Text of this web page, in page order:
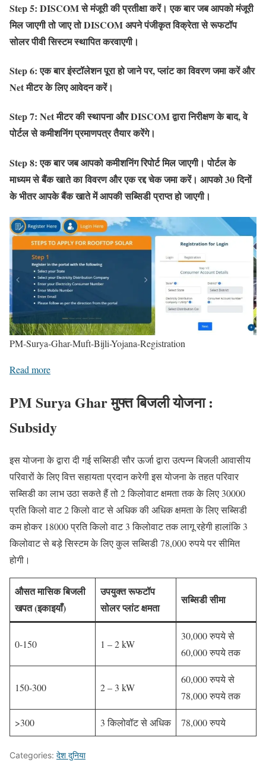
Step 5: DISCOM से मंजूरी की प्रतीक्षा करें। एक बार जब आपको मंजूरी
मिल जाएगी तो जाए तो DISCOM अपने पंजीकृत विक्रेता से रूफटॉप
सोलर पीवी सिस्टम स्थापित करवाएगी।
Step 6: एक बार इंस्टॉलेशन पूरा हो जाने पर, प्लांट का विवरण जमा करें और
Net मीटर के लिए आवेदन करें।
Step 7: Net मीटर की स्थापना और DISCOM द्वारा निरीक्षण के बाद, वे
पोर्टल से कमीशनिंग प्रमाणपत्र तैयार करेंगे।
Step 8: एक बार जब आपको कमीशनिंग रिपोर्ट मिल जाएगी। पोर्टल के
माध्यम से बैंक खाते का विवरण और एक रद्द चेक जमा करें। आपको 30 दिनों
के भीतर आपके बैंक खाते में आपकी सब्सिडी प्राप्त हो जाएगी।
PM-Surya-Ghar-Muft-Bijli-Yojana-Registration
Read more
PM Surya Ghar मुफ्त बिजली योजना :
Subsidy
इस योजना के द्वारा दी गई सब्सिडी सौर ऊर्जा द्वारा उत्पन्न बिजली आवासीय
परिवारों के लिए वित्त सहायता प्रदान करेगी इस योजना के तहत परिवार
सब्सिडी का लाभ उठा सकते हैं तो 2 किलोवाट क्षमता तक के लिए 30000
प्रति किलो वाट 2 किलो वाट से अधिक की अधिक क्षमता के लिए सब्सिडी
कम होकर 18000 प्रति किलो वाट 3 किलोवाट तक लागू रहेगी हालांकि 3
किलोवाट से बड़े सिस्टम के लिए कुल सब्सिडी 78,000 रुपये पर सीमित
होगी।
औसत मासिक बिजली
खपत (इकाइयाँ)
उपयुक्तरूफटॉप
सोलरप्लांटक्षमता
सब्सिडी सीमा
0-150 1 – 2 kW
30,000 रुपये से
60,000 रुपये तक
150-300 2 – 3 kW
60,000 रुपये से
78,000 रुपये तक
>300 3 किलोवॉट से अधिक 78,000 रुपये
Categories: देश दुनिया